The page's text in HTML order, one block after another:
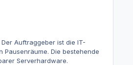
Auftraggeber ist die IT-
Pausenräume. Die bestehende
Serverhardware.